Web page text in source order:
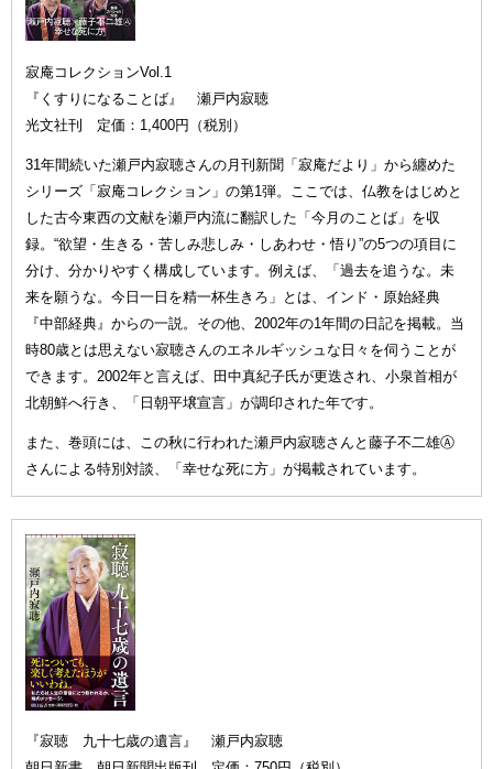
寂庵コレクションVol.1
『くすりになることば』 瀬戸内寂聴
光文社刊 定価：1,400円（税別）
31年間続いた瀬戸内寂聴さんの月刊新聞「寂庵だより」から纏めた
シリーズ「寂庵コレクション」の第1弾。ここでは、仏教をはじめと
した古今東西の文献を瀬戸内流に翻訳した「今月のことば」を収
録。“欲望・生きる・苦しみ悲しみ・しあわせ・悟り”の5つの項目に
分け、分かりやすく構成しています。例えば、「過去を追うな。未
来を願うな。今日一日を精一杯生きろ」とは、インド・原始経典
『中部経典』からの一説。その他、2002年の1年間の日記を掲載。当
時80歳とは思えない寂聴さんのエネルギッシュな日々を伺うことが
できます。2002年と言えば、田中真紀子氏が更迭され、小泉首相が
北朝鮮へ行き、「日朝平壌宣言」が調印された年です。
また、巻頭には、この秋に行われた瀬戸内寂聴さんと藤子不二雄Ⓐ
さんによる特別対談、「幸せな死に方」が掲載されています。
『寂聴 九十七歳の遺言』 瀬戸内寂聴